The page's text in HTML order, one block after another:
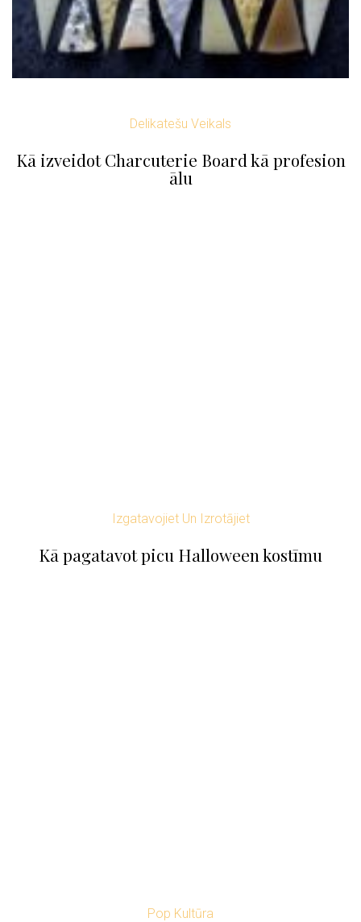
Delikatešu Veikals
Kā izveidot Charcuterie Board kā profesion
ālu
Izgatavojiet Un Izrotājiet
Kā pagatavot picu Halloween kostīmu
Pop Kultūra